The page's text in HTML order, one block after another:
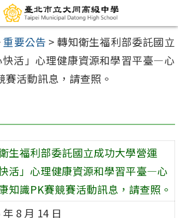
重要公告 > 轉知衛生福利部委託國立
快活」心理健康資源和學習平臺—心
活動訊息，請查照。
生福利部委託國立成功大學營運
快活」心理健康資源和學習平臺—心
知識PK賽競賽活動訊息，請查照。
8 月 14 日